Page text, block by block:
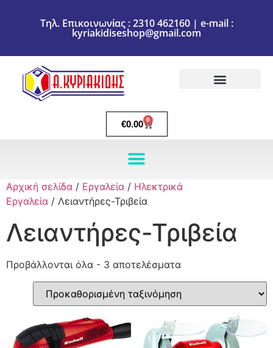
Τηλ. Επικοινωνίας : 2310 462160 | e-mail :
kyriakidiseshop@gmail.com
€0.00 0
Αρχική σελίδα / Εργαλεία / Ηλεκτρικά
Εργαλεία / Λειαντήρες-Τριβεία
Λειαντήρες-Τριβεία
Προβάλλονται όλα - 3 αποτελέσματα